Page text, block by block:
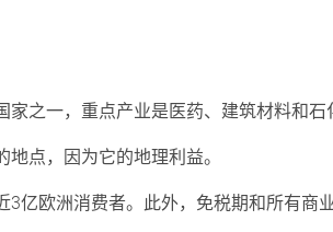
之一，重点产业是医药、建筑材料和石
点，因为它的地理利益。
亿欧洲消费者。此外，免税期和所有商